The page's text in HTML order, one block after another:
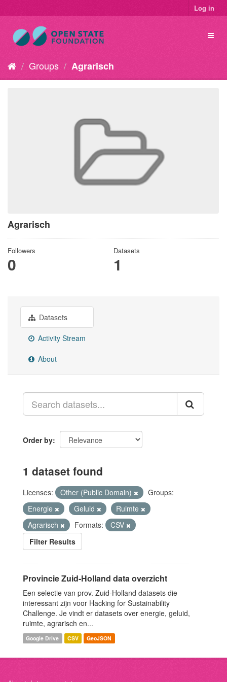
Log in
Groups Agrarisch
Agrarisch
Followers
0
Datasets
1
Datasets
Activity Stream
About
Order by
1 dataset found
Licenses: Other (Public Domain)
Groups:
Energie
Geluid
Ruimte
Agrarisch
Formats:
CSV
Filter Results
Provincie Zuid-Holland data overzicht
Een selectie van prov. Zuid-Holland datasets die
interessant zijn voor Hacking for Sustainability
Challenge. Je vindt er datasets over energie, geluid,
ruimte, agrarisch en...
Google Drive CSV GeoJSON